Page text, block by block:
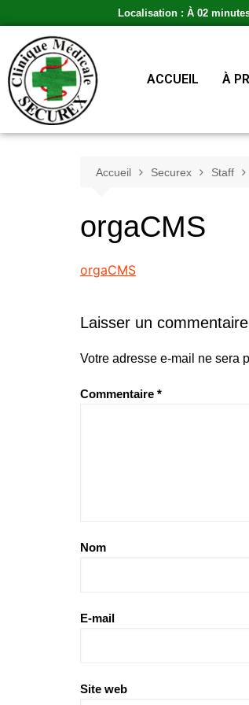
Localisation : À 02
ACCUEIL À
Accueil Securex Staff
orgaCMS
orgaCMS
Laisser un commentaire
Votre adresse e-mail ne sera
Commentaire *
Nom
E-mail
Site web